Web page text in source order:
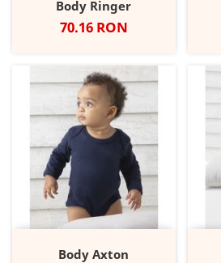
Body Ringer
Pret
70.16 RON
Body Axton